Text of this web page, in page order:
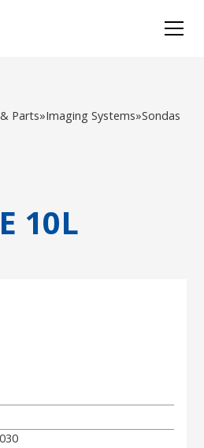
Parts»Imaging Systems»Sondas
10L